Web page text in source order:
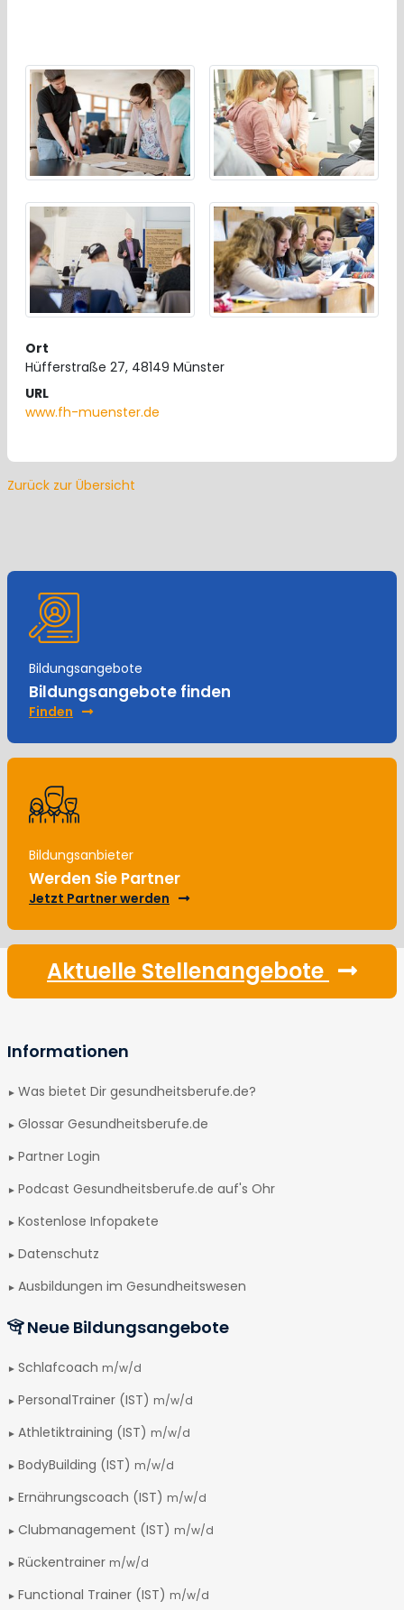
Ort
Hüfferstraße 27, 48149 Münster
URL
www.fh-muenster.de
Zurück zur Übersicht
Bildungsangebote
Bildungsangebote finden
Finden
Bildungsanbieter
Werden Sie Partner
Jetzt Partner werden
Aktuelle Stellenangebote
Informationen
Was bietet Dir gesundheitsberufe.de?
Glossar Gesundheitsberufe.de
Partner Login
Podcast Gesundheitsberufe.de auf's Ohr
Kostenlose Infopakete
Datenschutz
Ausbildungen im Gesundheitswesen
Neue Bildungsangebote
Schlafcoach m/w/d
PersonalTrainer (IST) m/w/d
Athletiktraining (IST) m/w/d
BodyBuilding (IST) m/w/d
Ernährungscoach (IST) m/w/d
Clubmanagement (IST) m/w/d
Rückentrainer m/w/d
Functional Trainer (IST) m/w/d